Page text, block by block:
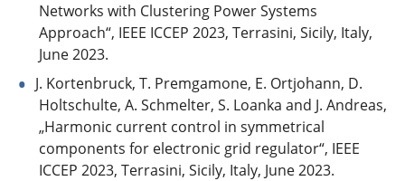
Networks with Clustering Power Systems
Approach“, IEEE ICCEP 2023, Terrasini, Sicily, Italy,
June 2023.
J. Kortenbruck, T. Premgamone, E. Ortjohann, D.
Holtschulte, A. Schmelter, S. Loanka and J. Andreas,
„Harmonic current control in symmetrical
components for electronic grid regulator“, IEEE
ICCEP 2023, Terrasini, Sicily, Italy, June 2023.